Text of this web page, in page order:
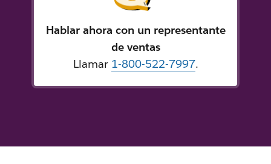
Hablar ahora con un representante
de ventas
Llamar 1-800-522-7997.